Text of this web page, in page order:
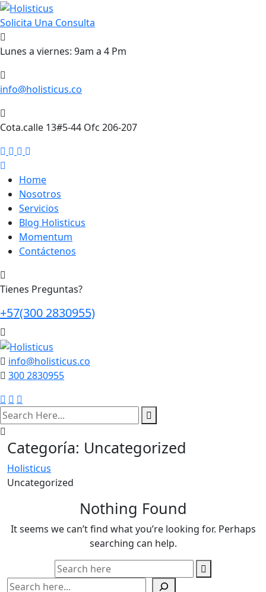
Skip
to
content
Solicita Una Consulta
Lunes a viernes: 9am a 4 Pm
info@holisticus.co
Cota.calle 13#5-44 Ofc 206-207
Home
Nosotros
Servicios
Blog Holisticus
Momentum
Contáctenos
Tienes Preguntas?
+57(300 2830955)
info@holisticus.co
300 2830955
search
here
Categoría: Uncategorized
Holisticus
Uncategorized
Nothing Found
It seems we can’t find what you’re looking for. Perhaps
searching can help.
Buscar